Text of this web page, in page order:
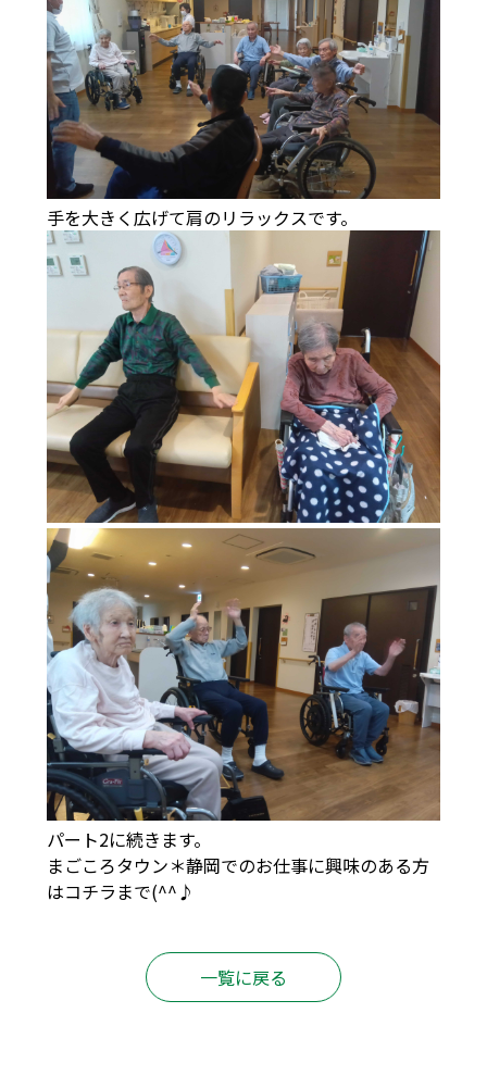
手を大きく広げて肩のリラックスです。
パート2に続きます。
まごころタウン＊静岡でのお仕事に興味のある方
はコチラ まで(^^♪
一覧に戻る